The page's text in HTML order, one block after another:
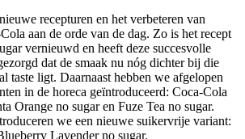
recepturen en het verbeteren van
aan de orde van de dag. Zo is het recept
vernieuwd en heeft deze succesvolle
dat de smaak nu nóg dichter bij die
taste ligt. Daarnaast hebben we afgelopen
in de horeca geïntroduceerd: Coca-Cola
Orange no sugar en Fuze Tea no sugar.
we een nieuwe suikervrije variant:
Lavender no sugar.